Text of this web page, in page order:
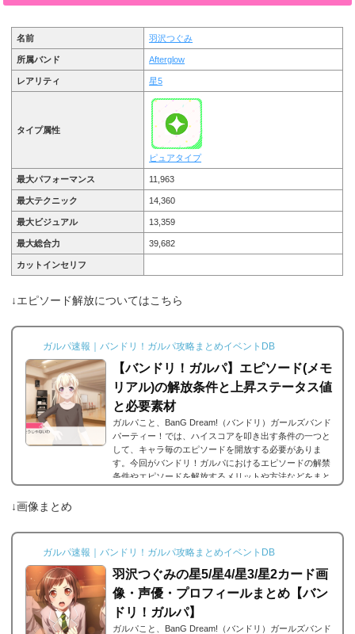
名前 羽沢つぐみ
所属バンド Afterglow
レアリティ 星5
タイプ属性
ピュアタイプ
最大パフォーマンス 11,963
最大テクニック 14,360
最大ビジュアル 13,359
最大総合力 39,682
カットインセリフ
↓エピソード解放についてはこちら
ガルパ速報｜バンドリ！ガルパ攻略まとめイベントDB
【バンドリ！ガルパ】エピソード(メモ
リアル)の解放条件と上昇ステータス値
と必要素材
ガルパこと、BanG Dream!（バンドリ）ガールズバンド
パーティー！では、ハイスコアを叩き出す条件の一つと
して、キャラ毎のエピソードを開放する必要がありま
す。今回がバンドリ！ガルパにおけるエピソードの解禁
条件やエピソードを解放するメリットや方法などをまと
す。エピソードは各キャラクターの詳細にあり、解放す
よ...
↓画像まとめ
ガルパ速報｜バンドリ！ガルパ攻略まとめイベントDB
羽沢つぐみの星5/星4/星3/星2カード画
像・声優・プロフィールまとめ【バン
ドリ！ガルパ】
ガルパこと、BanG Dream!（バンドリ）ガールズバンド